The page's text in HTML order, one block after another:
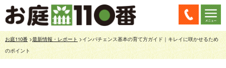
お庭110番>最新情報・レポート >インパチェンス基本の育て方ガイド｜キレイに咲かせるため
のポイント